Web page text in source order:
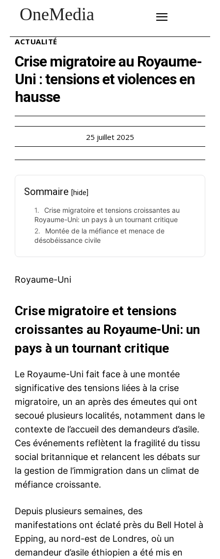
OneMedia
ACTUALITÉ
Crise migratoire au Royaume-
Uni : tensions et violences en
hausse
25 juillet 2025
Sommaire [hide]
Crise migratoire et tensions croissantes au
Royaume-Uni: un pays à un tournant critique
Montée de la méfiance et menace de
désobéissance civile
Royaume-Uni
Crise migratoire et tensions
croissantes au Royaume-Uni: un
pays à un tournant critique
Le Royaume-Uni fait face à une montée
significative des tensions liées à la crise
migratoire, un an après des émeutes qui ont
secoué plusieurs localités, notamment dans le
contexte de l’accueil des demandeurs d’asile.
Ces événements reflètent la fragilité du tissu
social britannique et relancent les débats sur
la gestion de l’immigration dans un climat de
méfiance croissante.
Depuis plusieurs semaines, des
manifestations ont éclaté près du Bell Hotel à
Epping, au nord-est de Londres, où un
demandeur d’asile éthiopien a été mis en